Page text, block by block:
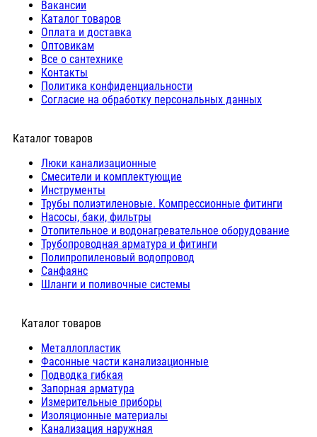
Вакансии
Каталог товаров
Оплата и доставка
Оптовикам
Все о сантехнике
Контакты
Политика конфиденциальности
Согласие на обработку персональных данных
Каталог товаров
Люки канализационные
Cмесители и комплектующие
Инструменты
Трубы полиэтиленовые. Компрессионные фитинги
Насосы, баки, фильтры
Отопительное и водонагревательное оборудование
Трубопроводная арматура и фитинги
Полипропиленовый водопровод
Санфаянс
Шланги и поливочные системы
⠀Каталог товаров
Металлопластик
Фасонные части канализационные
Подводка гибкая
Запорная арматура
Измерительные приборы
Изоляционные материалы
Канализация наружная